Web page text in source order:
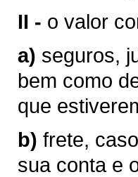
II - o valor
a) seguros,
bem como
que
b) frete,
sua conta e